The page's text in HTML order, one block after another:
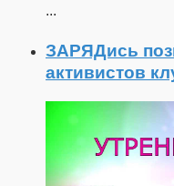
...
ЗАРЯДись
активистов